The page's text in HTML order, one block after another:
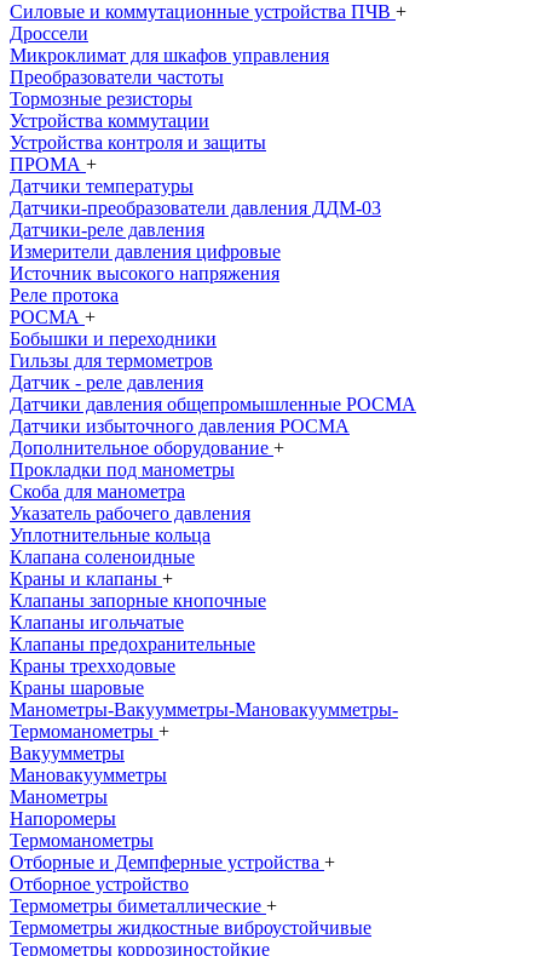
Силовые и коммутационные устройства ПЧВ +
Дроссели
Микроклимат для шкафов управления
Преобразователи частоты
Тормозные резисторы
Устройства коммутации
Устройства контроля и защиты
ПРОМА +
Датчики температуры
Датчики-преобразователи давления ДДМ-03
Датчики-реле давления
Измерители давления цифровые
Источник высокого напряжения
Реле протока
РОСМА +
Бобышки и переходники
Гильзы для термометров
Датчик - реле давления
Датчики давления общепромышленныe РОСМА
Датчики избыточного давления РОСМА
Дополнительное оборудование +
Прокладки под манометры
Скоба для манометра
Указатель рабочего давления
Уплотнительные кольца
Клапана соленоидные
Краны и клапаны +
Клапаны запорные кнопочные
Клапаны игольчатые
Клапаны предохранительные
Краны трехходовые
Краны шаровые
Манометры-Вакуумметры-Мановакуумметры-
Термоманометры +
Вакуумметры
Мановакуумметры
Манометры
Напоромеры
Термоманометры
Отборные и Демпферные устройства +
Отборное устройство
Термометры биметаллические +
Термометры жидкостные виброустойчивые
Термометры коррозиностойкие